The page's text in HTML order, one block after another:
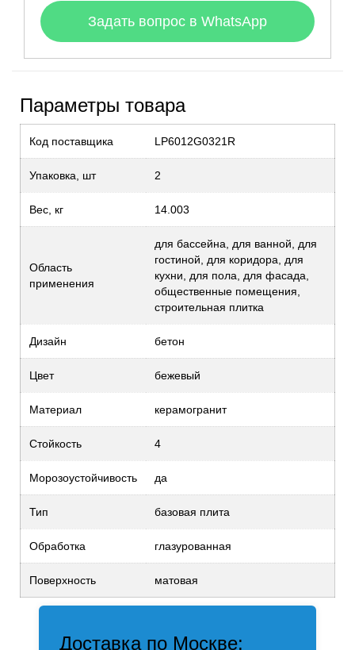
Задать вопрос в WhatsApp
Параметры товара
Код поставщика LP6012G0321R
Упаковка, шт 2
Вес, кг 14.003
Область
применения
для бассейна, для ванной, для
гостиной, для коридора, для
кухни, для пола, для фасада,
общественные помещения,
строительная плитка
Дизайн бетон
Цвет бежевый
Материал керамогранит
Стойкость 4
Морозоустойчивость да
Тип базовая плита
Обработка глазурованная
Поверхность матовая
Доставка по Москве: